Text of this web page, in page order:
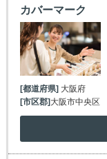
カバーマーク
[都道府県] 大阪府
[市区郡] 大阪市中央区